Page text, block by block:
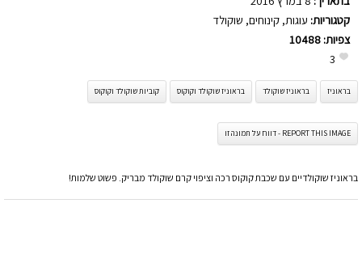
קטגוריות: עוגות, קינוחים, שוקולד
צפיות: 10488
3
בראוניז בראוניז שוקולד בראוניז שוקולד וקוקוס קוביות שוקולד וקוקוס
REPORT THIS IMAGE - דווח על תמונה זו
בראוניז שוקולדיים עם שכבת קוקוס רכה וציפוי קרם שוקולד מבריק. פשוט שלמות!